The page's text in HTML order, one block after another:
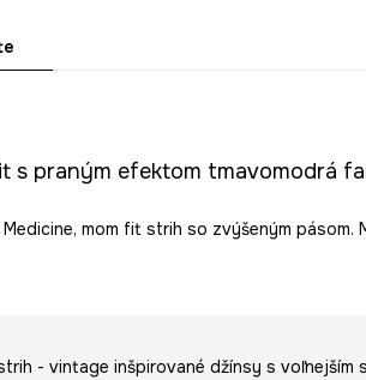
s praným efektom tmavomodrá
mom fit strih so zvýšeným
- vintage inšpirované džínsy s voľnejším